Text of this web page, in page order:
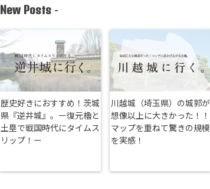
New Posts -
歴史好きにおすすめ！茨城
県『逆井城』。ー復元櫓と
土塁で戦国時代にタイムス
リップ！ー
川越城（埼玉県）の城郭が
想像以上に大きかった！！
マップを重ねて驚きの規模
を実感！